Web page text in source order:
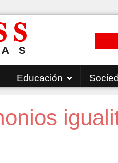
Educación